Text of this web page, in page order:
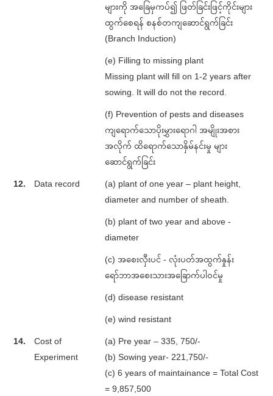
များကို အခြေမှကပ်၍ ဖြတ်ခြင်းဖြင့်ကိုင်းများ
ထွက်စေရန် စနစ်တကျဆောင်ရွက်ခြင်း
(Branch Induction)
(e) Filling to missing plant
Missing plant will fill on 1-2 years after
sowing. It will do not the record.
(f) Prevention of pests and diseases
ကျရောက်သောပိုးမွှားရောဂါ အမျိုးအစား
အလိုက် ထိရောက်သောနှိမ်နင်းမှု များ
ဆောင်ရွက်ခြင်း
12. Data record
(a) plant of one year – plant height,
diameter and number of sheath.
(b) plant of two year and above -
diameter
(c) အစေးလှီးပင် - လုံးပတ်အထွက်နှုန်း
ရော်ဘာအစေးသားအခြောက်ပါဝင်မှု
(d) disease resistant
(e) wind resistant
14.
Cost of
Experiment
(a) Pre year – 335, 750/-
(b) Sowing year- 221,750/-
(c) 6 years of maintainance = Total Cost
= 9,857,500